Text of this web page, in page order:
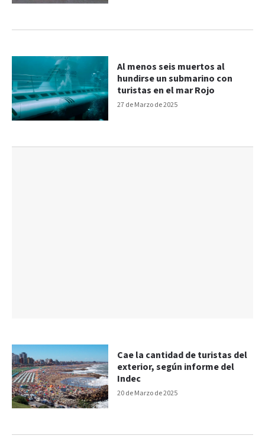
27 de Marzo de 2025
Al menos seis muertos al
hundirse un submarino con
turistas en el mar Rojo
20 de Marzo de 2025
Cae la cantidad de turistas del
exterior, según informe del
Indec